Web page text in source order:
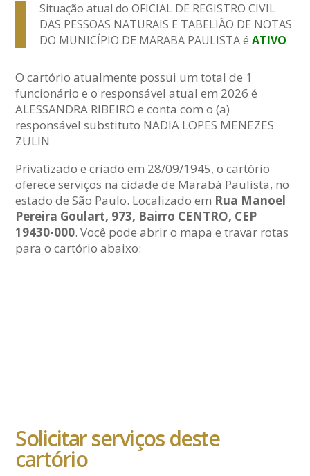
Situação atual do OFICIAL DE REGISTRO CIVIL
DAS PESSOAS NATURAIS E TABELIÃO DE NOTAS
DO MUNICÍPIO DE MARABA PAULISTA éATIVO
O cartório atualmente possui um total de 1
funcionário e o responsável atual em 2026 é
ALESSANDRA RIBEIRO e conta com o (a)
responsável substituto NADIA LOPES MENEZES
ZULIN
Privatizado e criado em 28/09/1945, o cartório
oferece serviços na cidade de Marabá Paulista, no
estado de São Paulo. Localizado em Rua Manoel
Pereira Goulart, 973, Bairro CENTRO, CEP
19430-000. Você pode abrir o mapa e travar rotas
para o cartório abaixo:
Solicitar serviços deste
cartório